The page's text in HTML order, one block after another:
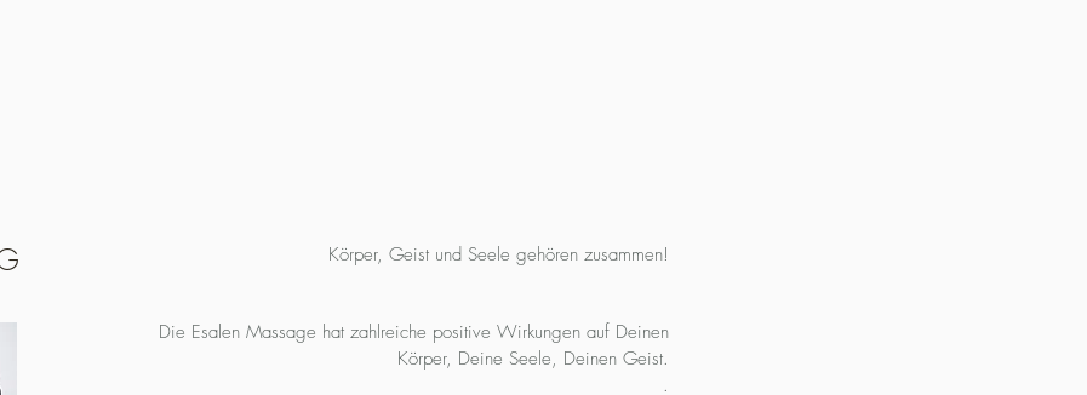
Körper, Geist und Seele gehören zusammen!
Die Esalen Massage hat zahlreiche positive Wirkungen auf Deinen
Körper, Deine Seele, Deinen Geist.
.